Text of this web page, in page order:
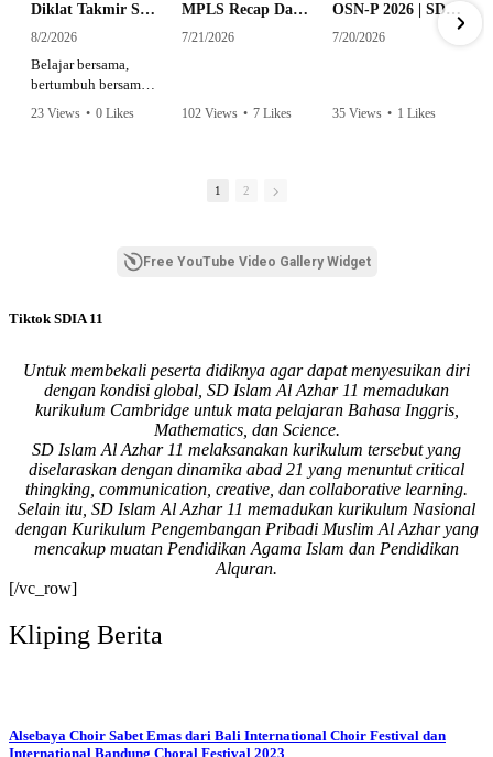
Diklat Takmir SDI Al Azhar 11 Surabaya
8/2/2026
Belajar bersama,
bertumbuh bersama,
amanah.
mencetak pemimpin-
bertanggung jawab,
dengan penuh
keikhlasan.
Bismillah, semoga
setiap langkah
menjadi ladang
kebaikan🌱
#SDIAIAzhar11Surab
aya #DiklatTakmir
#PemimpinMuda
#Berakhlak Mulia
#surabaya #sekolah
#sekolahsurabaya
23 Views • 0 Likes
MPLS Recap Day 1 - SDI Al Azhar 11 Surabaya
7/21/2026
102 Views • 7 Likes
OSN-P 2026 | SD - 20533043 - SD ISLAM AL AZHAR 11 SURABAYA | IPA
7/20/2026
35 Views • 1 Likes
1 2
Free YouTube Video Gallery Widget
Tiktok SDIA 11
Untuk membekali peserta didiknya agar dapat menyesuikan diri
dengan kondisi global, SD Islam Al Azhar 11 memadukan
kurikulum Cambridge untuk mata pelajaran Bahasa Inggris,
Mathematics, dan Science.
SD Islam Al Azhar 11 melaksanakan kurikulum tersebut yang
diselaraskan dengan dinamika abad 21 yang menuntut critical
thingking, communication, creative, dan collaborative learning.
Selain itu, SD Islam Al Azhar 11 memadukan kurikulum Nasional
dengan Kurikulum Pengembangan Pribadi Muslim Al Azhar yang
mencakup muatan Pendidikan Agama Islam dan Pendidikan
Alquran.
[/vc_row]
Kliping Berita
Alsebaya Choir Sabet Emas dari Bali International Choir Festival dan
International Bandung Choral Festival 2023